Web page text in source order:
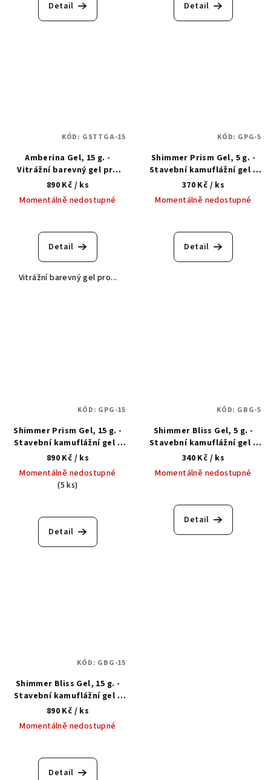
Detail Detail
Amberina Gel, 15 g. -
Vitrážní barevný gel pro
modelování a prodloužení
na šablonách
890 Kč / ks
Momentálně nedostupné
Detail
Vitrážní barevný gel pro...
KÓD: GSTTGA-15
Shimmer Prism Gel, 5 g. -
Stavební kamuflážní gel s
třpytkami
370 Kč / ks
Momentálně nedostupné
Detail
KÓD: GPG-5
Shimmer Prism Gel, 15 g. -
Stavební kamuflážní gel s
třpytkami
890 Kč / ks
Momentálně nedostupné
(5 ks)
Detail
KÓD: GPG-15
Shimmer Bliss Gel, 5 g. -
Stavební kamuflážní gel s
třpytkami
340 Kč / ks
Momentálně nedostupné
Detail
KÓD: GBG-5
Shimmer Bliss Gel, 15 g. -
Stavební kamuflážní gel s
třpytkami
890 Kč / ks
Momentálně nedostupné
Detail
KÓD: GBG-15